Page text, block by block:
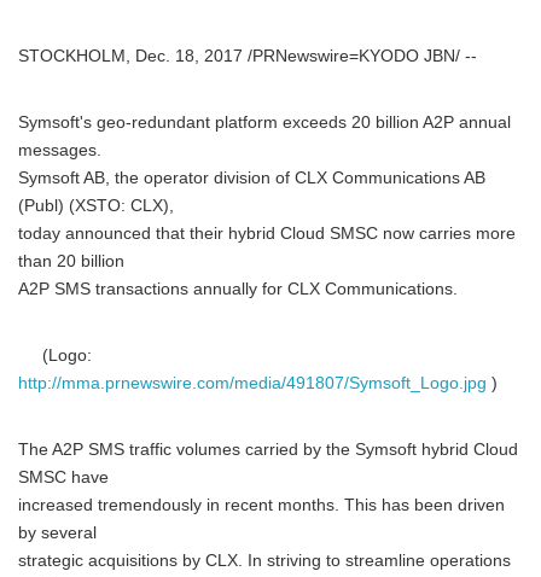
STOCKHOLM, Dec. 18, 2017 /PRNewswire=KYODO JBN/ --
Symsoft's geo-redundant platform exceeds 20 billion A2P annual
messages.
Symsoft AB, the operator division of CLX Communications AB
(Publ) (XSTO: CLX),
today announced that their hybrid Cloud SMSC now carries more
than 20 billion
A2P SMS transactions annually for CLX Communications.
(Logo:
http://mma.prnewswire.com/media/491807/Symsoft_Logo.jpg )
The A2P SMS traffic volumes carried by the Symsoft hybrid Cloud
SMSC have
increased tremendously in recent months. This has been driven
by several
strategic acquisitions by CLX. In striving to streamline operations